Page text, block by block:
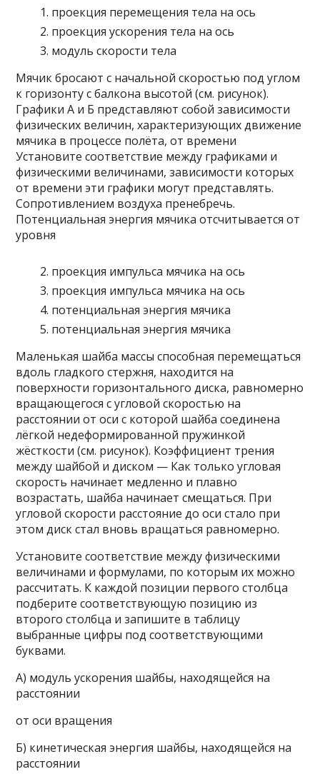
проекция перемещения тела на ось
проекция ускорения тела на ось
модуль скорости тела
Мячик бросают с начальной скоростью под углом
к горизонту с балкона высотой (см. рисунок).
Графики А и Б представляют собой зависимости
физических величин, характеризующих движение
мячика в процессе полёта, от времени
Установите соответствие между графиками и
физическими величинами, зависимости которых
от времени эти графики могут представлять.
Сопротивлением воздуха пренебречь.
Потенциальная энергия мячика отсчитывается от
уровня
проекция импульса мячика на ось
проекция импульса мячика на ось
потенциальная энергия мя­чи­ка
потенциальная энергия мячика
Маленькая шайба массы способная перемещаться
вдоль гладкого стержня, находится на
поверхности горизонтального диска, равномерно
вращающегося с угловой скоростью на
расстоянии от оси с которой шайба соединена
лёгкой недеформированной пружинкой
жёсткости (см. рисунок). Коэффициент трения
между шайбой и диском — Как только угловая
скорость начинает медленно и плавно
возрастать, шайба начинает смещаться. При
угловой скорости расстояние до оси стало при
этом диск стал вновь вращаться равномерно.
Установите соответствие между физическими
величинами и формулами, по которым их можно
рассчитать. К каждой позиции первого столбца
подберите соответствующую позицию из
второго столбца и запишите в таблицу
выбранные цифры под соответствующими
буквами.
A) модуль ускорения шайбы, находящейся на
расстоянии
от оси вращения
Б) кинетическая энергия шайбы, находящейся на
расстоянии